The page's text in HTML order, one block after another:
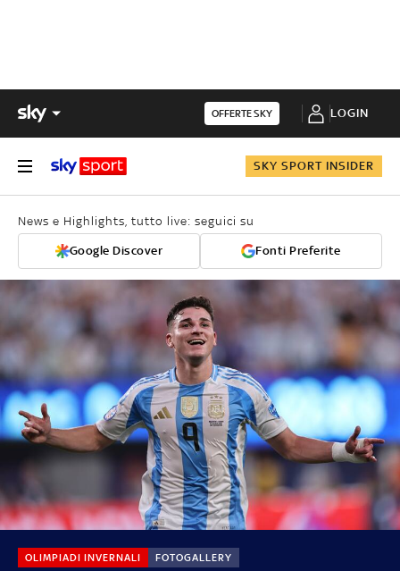
OFFERTE SKY LOGIN
SKY SPORT INSIDER
News e Highlights, tutto live: seguici su
Google Discover Fonti Preferite
OLIMPIADI INVERNALI FOTOGALLERY